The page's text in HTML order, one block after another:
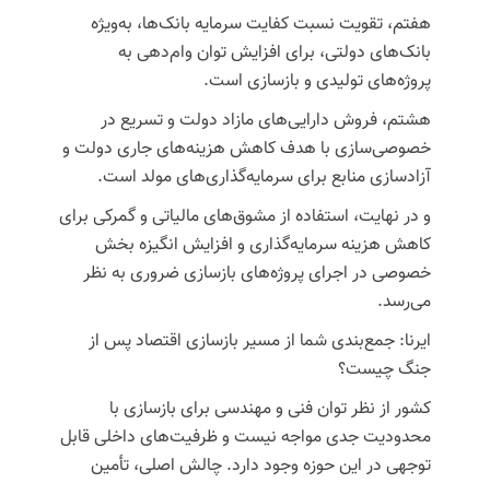
هفتم، تقویت نسبت کفایت سرمایه بانک‌ها، به‌ویژه
بانک‌های دولتی، برای افزایش توان وام‌دهی به
پروژه‌های تولیدی و بازسازی است.
هشتم، فروش دارایی‌های مازاد دولت و تسریع در
خصوصی‌سازی با هدف کاهش هزینه‌های جاری دولت و
آزادسازی منابع برای سرمایه‌گذاری‌های مولد است.
و در نهایت، استفاده از مشوق‌های مالیاتی و گمرکی برای
کاهش هزینه سرمایه‌گذاری و افزایش انگیزه بخش
خصوصی در اجرای پروژه‌های بازسازی ضروری به نظر
می‌رسد.
ایرنا: جمع‌بندی شما از مسیر بازسازی اقتصاد پس از
جنگ چیست؟
کشور از نظر توان فنی و مهندسی برای بازسازی با
محدودیت جدی مواجه نیست و ظرفیت‌های داخلی قابل
توجهی در این حوزه وجود دارد. چالش اصلی، تأمین